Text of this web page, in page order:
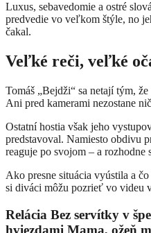
Luxus, sebavedomie a ostré
predvedie vo veľkom štýle, no
čakal.
Veľké reči, veľké
Tomáš „Bejdži“ sa netají tým,
Ani pred kamerami nezostane
Ostatní hostia však jeho
predstavoval. Namiesto obdivu
reaguje po svojom – a rozhodne
Ako presne situácia vyústila a
si diváci môžu pozrieť vo videu
Relácia Bez servítky v
hviezdami Mama, ožeň